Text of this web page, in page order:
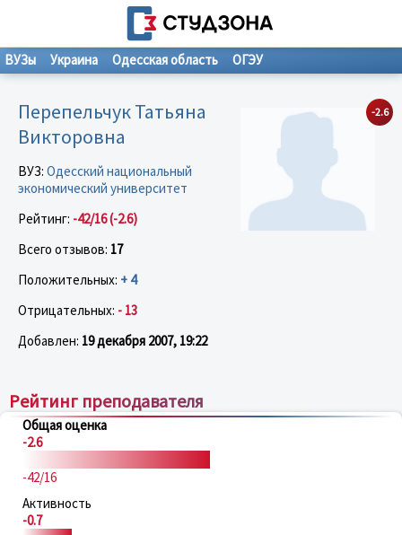
ВУЗы Украина Одесская область ОГЭУ
-2.6
Перепельчук Татьяна
Викторовна
ВУЗ: Одесский национальный
экономический университет
Рейтинг: -42/16 (-2.6)
Всего отзывов: 17
Положительных: + 4
Отрицательных: - 13
Добавлен: 19 декабря 2007, 19:22
Рейтинг преподавателя
Общая оценка
-2.6
-42/16
Активность
-0.7